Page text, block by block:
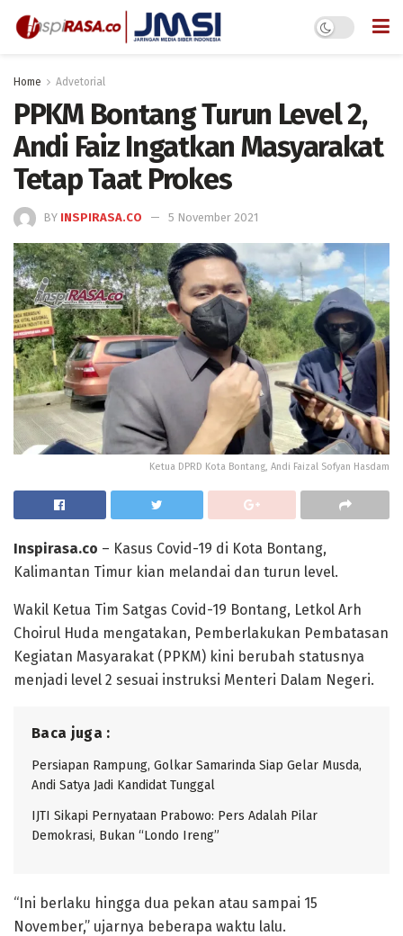
Home Advetorial
PPKM Bontang Turun Level 2,
Andi Faiz Ingatkan Masyarakat
Tetap Taat Prokes
BY INSPIRASA.CO 5 November 2021
Ketua DPRD Kota Bontang, Andi Faizal Sofyan Hasdam
Inspirasa.co – Kasus Covid-19 di Kota Bontang,
Kalimantan Timur kian melandai dan turun level.
Wakil Ketua Tim Satgas Covid-19 Bontang, Letkol Arh
Choirul Huda mengatakan, Pemberlakukan Pembatasan
Kegiatan Masyarakat (PPKM) kini berubah statusnya
menjadi level 2 sesuai instruksi Menteri Dalam Negeri.
Baca juga :
Persiapan Rampung, Golkar Samarinda Siap Gelar Musda,
Andi Satya Jadi Kandidat Tunggal
IJTI Sikapi Pernyataan Prabowo: Pers Adalah Pilar
Demokrasi, Bukan “Londo Ireng”
“Ini berlaku hingga dua pekan atau sampai 15
November,” ujarnya beberapa waktu lalu.